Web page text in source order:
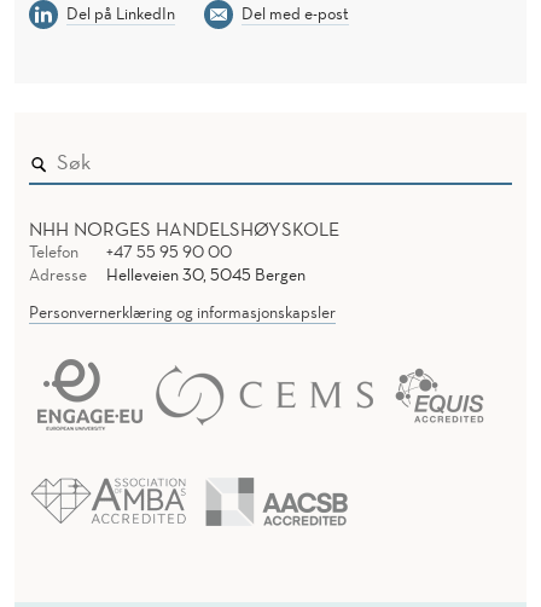
Del på LinkedIn
Del med e-post
NHH NORGES HANDELSHØYSKOLE
Telefon
+47 55 95 90 00
Adresse
Helleveien 30, 5045 Bergen
Personvernerklæring og informasjonskapsler